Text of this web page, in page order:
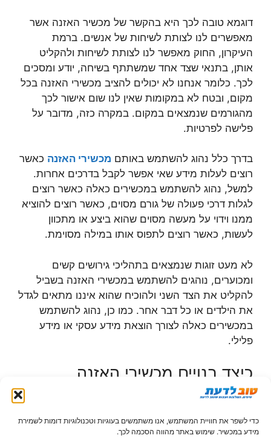
כדי לשפר את חוויית המשתמש, אנו משתמשים בעוגיות וטכנולוגיות דומות לשמירת
מידע במכשיר. שימוש באתר מהווה הסכמה לכך.
דוגמא טובה לכך היא בהקשר של מכשיר האזנה אשר
מאפשרים לנו לצותת לשיחות של אנשים. ברמת
העיקרון, החוק מאפשר לנו לצותת לשיחות ולהקליט
אותן, בתנאי שצד אחד שמשתתף בשיחה, יודע ומסכים
לכך. כלומר אנחנו לא יכולים להציב מכשירי האזנה בכל
מקום, ובטח לא במקומות שאין לנו שום אישור לכך
מהגורמים שנמצאים במקום. במקרה כזה, מדובר על
פלישה לפרטיות.
בדרך כלל נהוג להשתמש באותם מכשירי האזנה כאשר
רוצים לעלות מידע שאי אפשר לקבל בדרכים אחרות.
למשל, נהוג להשתמש במכשירים כאלה כאשר רוצים
לגלות דרכי פעולה של גורם מסוים, כאשר רוצים להוציא
ממנו וידוי על מעשה מסוים שהוא ביצע או מתכוון
לעשות, כאשר רוצים לתפוס אותו במילה מסוימת.
לא מעט זוגות שנמצאים בתהליכי גירושים קשים
ומכוערים, נוהגים להשתמש במכשירי האזנה בשביל
להקליט את הצד השני ולהוכיח שהוא איננו מתאים לגדל
את הילדים או כל דבר אחר. כמו כן, נהוג להשתמש
במכשירים כאלה לצורך הוצאת מידע עסקי או מידע
פלילי.
כיצד בנויים מכשירי האזנה
מן הסתם, אנחנו לא יכולים לקחת איתנו מכשיר שנראה
כמו אמצעי הקלטה ולהקליט את הצד השני, אז הוא יבין
שאנחנו מאזינים ומקליטים אותו. לכן הדרך הנכונה